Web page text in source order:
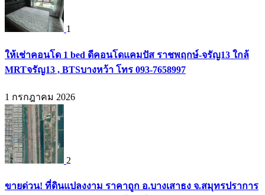
1
ให้เช่าคอนโด 1 bed ดีคอนโดแคมปัส ราชพฤกษ์-จรัญ13 ใกล้
MRTจรัญ13 , BTSบางหว้า โทร 093-7658997
1 กรกฎาคม 2026
2
ขายด่วน! ที่ดินแปลงงาม ราคาถูก อ.บางเสาธง จ.สมุทรปราการ